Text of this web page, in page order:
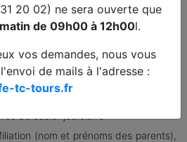
d'identité : copie du passeport ou
d'identité, ou copie recto verso du
de non-condamnation
par l’intéressé, qui fera l'objet d'une
commis au Registre du Commerce
(nom et prénoms des parents),
20 02) ne sera ouverte que
de 09h00 à 12h00l.
vos demandes, nous vous
de mails à l'adresse :
tc-tours.fr